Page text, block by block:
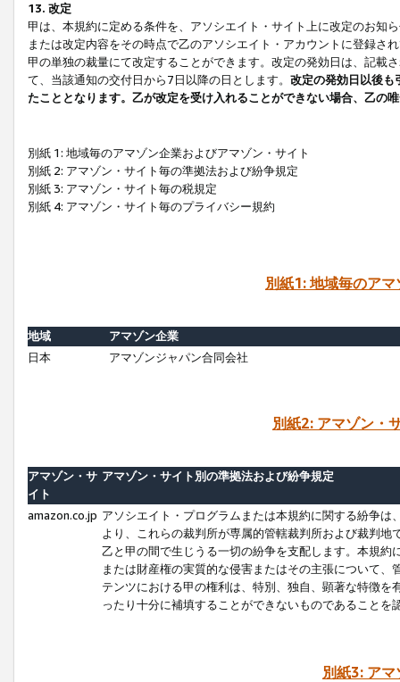
13. 改定
甲は、本規約に定める条件を、アソシエイト・サイト上に改定のお知
または改定内容をその時点で乙のアソシエイト・アカウントに登録さ
甲の単独の裁量にて改定することができます。改定の発効日は、記載
て、当該通知の交付日から7日以降の日とします。 改定の発効日以後も
たこととなります。乙が改定を受け入れることができない場合、乙の
別紙 1: 地域毎のアマゾン企業およびアマゾン・サイト
別紙 2: アマゾン・サイト毎の準拠法および紛争規定
別紙 3: アマゾン・サイト毎の税規定
別紙 4: アマゾン・サイト毎のプライバシー規約
別紙1: 地域毎のア
地域
アマゾン企業
日本
アマゾンジャパン合同会社
別紙2: アマゾン・
アマゾン・サ
イト
アマゾン・サイト別の準拠法および紛争規定
amazon.co.jp アソシエイト・プログラムまたは本規約に関する紛争
より、これらの裁判所が専属的管轄裁判所および裁判
乙と甲の間で生じうる一切の紛争を支配します。本規
または財産権の実質的な侵害またはその主張について
テンツにおける甲の権利は、特別、独自、顕著な特徴
ったり十分に補填することができないものであることを
別紙3: ア